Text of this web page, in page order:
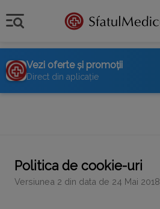
Vezi oferte și promoții
Direct din aplicație
Politica de cookie-uri
Versiunea 2 din data de 24 Mai 2018